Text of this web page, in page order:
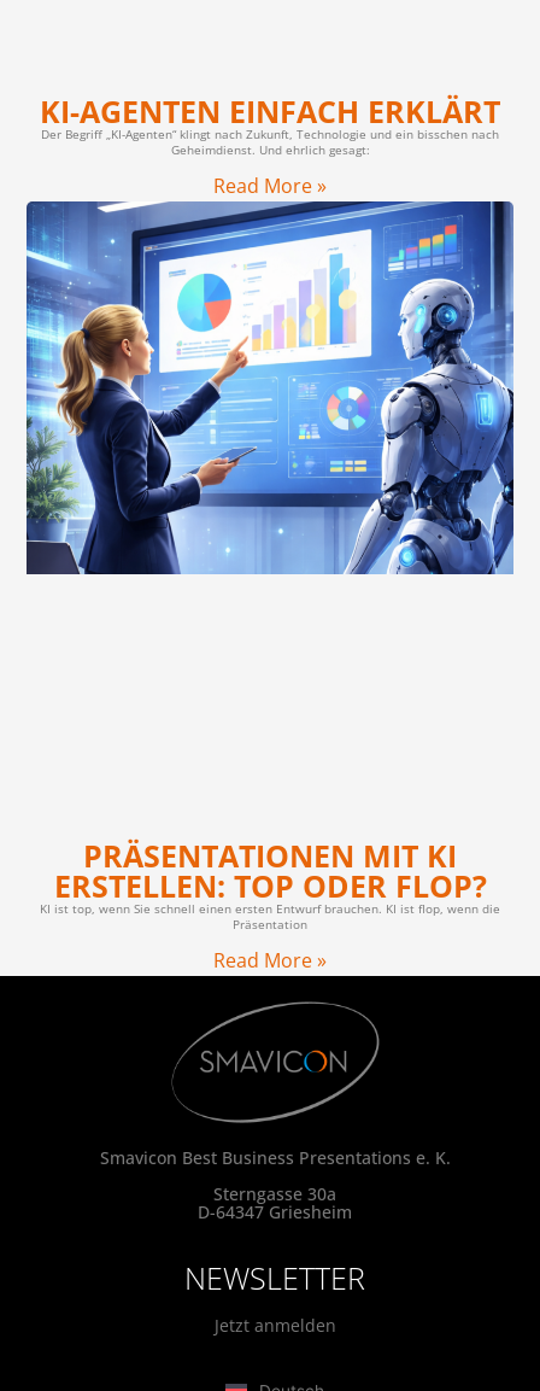
KI-AGENTEN EINFACH ERKLÄRT
Der Begriff „KI-Agenten“ klingt nach Zukunft, Technologie und ein bisschen nach
Geheimdienst. Und ehrlich gesagt:
Read More »
PRÄSENTATIONEN MIT KI
ERSTELLEN: TOP ODER FLOP?
KI ist top, wenn Sie schnell einen ersten Entwurf brauchen. KI ist flop, wenn die
Präsentation
Read More »
Smavicon Best Business Presentations e. K.
Sterngasse 30a
D-64347 Griesheim
NEWSLETTER
Jetzt anmelden